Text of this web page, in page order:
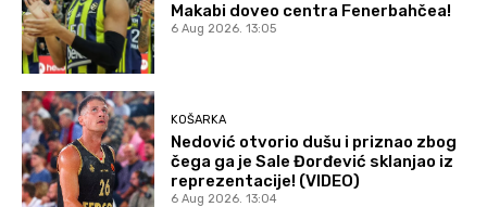
Makabi doveo centra Fenerbahčea!
6 Aug 2026. 13:05
KOŠARKA
Nedović otvorio dušu i priznao zbog
čega ga je Sale Đorđević sklanjao iz
reprezentacije! (VIDEO)
6 Aug 2026. 13:04